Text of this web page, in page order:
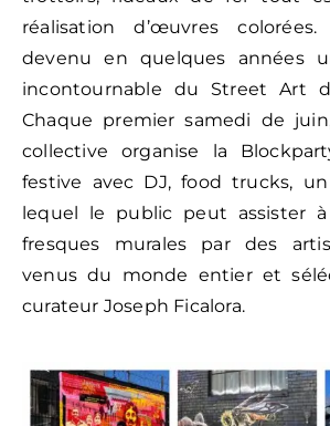
réalisation d’œuvres
devenu en quelques années
incontournable du Street Art
Chaque premier samedi de
collective organise la
festive avec DJ, food trucks,
lequel le public peut assister
fresques murales par des
venus du monde entier et
curateur Joseph Ficalora.